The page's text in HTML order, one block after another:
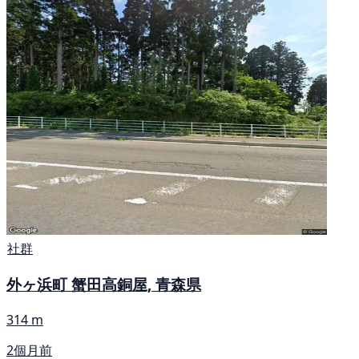
社群
外ヶ浜町 蟹田高銅屋, 青森県
314 m
2個月前